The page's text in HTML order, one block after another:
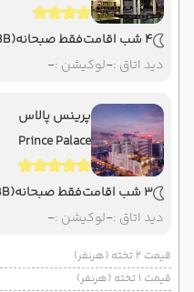
4 شب اقامت فقط صبحانه(BB)
دید اتاق :-لوکیشن :-
پرینس پالاس
Prince Palace
3 شب اقامت فقط صبحانه(BB)
دید اتاق :-لوکیشن :-
قیمت 2 تخته (هرنفر)
قیمت 1 تخته (هرنفر)